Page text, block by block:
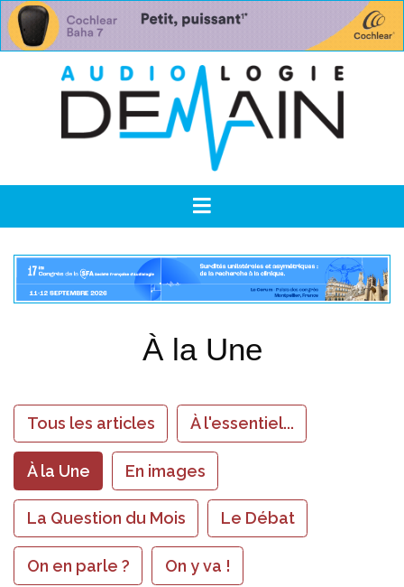
À la Une
Tous les articles À l'essentiel...
À la Une En images
La Question du Mois Le Débat
On en parle ? On y va !